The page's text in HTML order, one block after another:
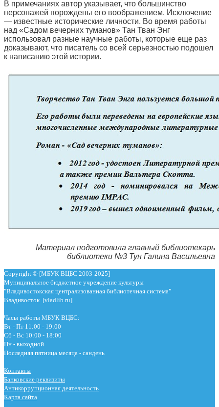
В примечаниях автор указывает, что большинство
персонажей порождены его воображением. Исключение
— известные исторические личности. Во время работы
над «Садом вечерних туманов» Тан Тван Энг
использовал разные научные работы, которые еще раз
доказывают, что писатель со всей серьезностью подошел
к написанию этой истории.
Материал подготовила главный библиотекарь
библиотеки №3 Тун Галина Васильевна
Copyright © [МБУК ВЦБС 2003-2025]
Муниципальное бюджетное учреждение культуры
"Владивостокская централизованная библиотечная система"
Владивосток [vladlib.ru]
Часы работы МБУК ВЦБС:
Вт - Пт 11:00 - 19:00
Сб - Вс 10:00 - 18:00
Пн - выходной
Последняя пятница месяца - сандень
Контакты
Банковские реквизиты
Антикоррупционная деятельность
Карта сайта